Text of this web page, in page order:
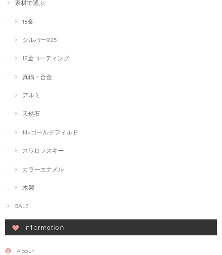
素材で選ぶ
18金
シルバー925
18金コーティング
真鍮・合金
アルミ
天然石
14kゴールドフィルド
スワロフスキー
カラーエナメル
木製
SALE
Information
About